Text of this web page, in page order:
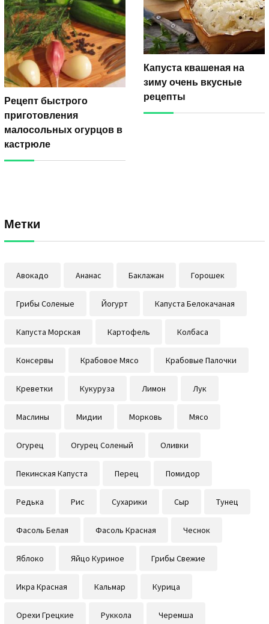
Рецепт быстрого
приготовления
малосольных огурцов в
кастрюле
Капуста квашеная на
зиму очень вкусные
рецепты
Метки
Авокадо Ананас Баклажан Горошек
Грибы Соленые Йогурт Капуста Белокачаная
Капуста Морская Картофель Колбаса
Консервы Крабовое Мясо Крабовые Палочки
Креветки Кукуруза Лимон Лук
Маслины Мидии Морковь Мясо
Огурец Огурец Соленый Оливки
Пекинская Капуста Перец Помидор
Редька Рис Сухарики Сыр Тунец
Фасоль Белая Фасоль Красная Чеснок
Яблоко Яйцо Куриное Грибы Свежие
Икра Красная Кальмар Курица
Орехи Грецкие Руккола Черемша